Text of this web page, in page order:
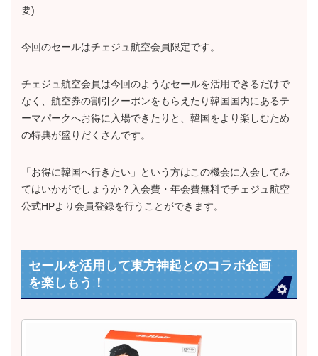
要)
今回のセールはチェジュ航空会員限定です。
チェジュ航空会員は今回のようなセールを活用できるだけで
なく、航空券の割引クーポンをもらえたり韓国国内にあるテ
ーマパークへお得に入場できたりと、韓国をより楽しむため
の特典が盛りだくさんです。
「お得に韓国へ行きたい」という方はこの機会に入会してみ
てはいかがでしょうか？入会費・年会費無料でチェジュ航空
公式HPより会員登録を行うことができます。
セールを活用して東方神起とのコラボ企画
を楽しもう！